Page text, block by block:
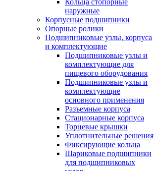
Кольца стопорные
наружные
Корпусные подшипники
Опорные ролики
Подшипниковые узлы, корпуса
и комплектующие
Подшипниковые узлы и
комплектующие для
пищевого оборудования
Подшипниковые узлы и
комплектующие
основного применения
Разъемные корпуса
Стационарные корпуса
Торцевые крышки
Уплотнительные решения
Фиксирующие кольца
Шариковые подшипники
для подшипниковых